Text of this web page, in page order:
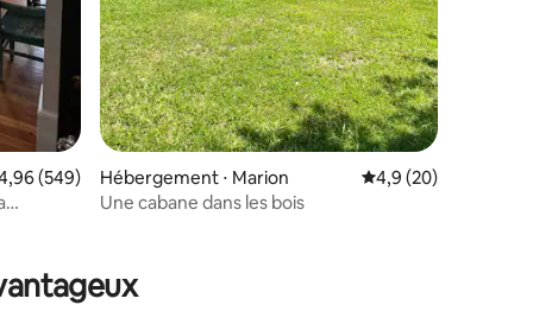
: 4,92 sur 5
moyenne sur la base de 549 commentaires : 4,96 sur 5
(549)
Hébergement ⋅ Marion Évaluation moyenne
4,9 (20)
Une cabane dans les bois